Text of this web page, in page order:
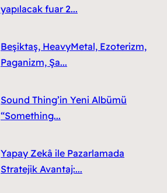
yapılacak fuar 2...
Beşiktaş, HeavyMetal, Ezoterizm,
Paganizm, Şa...
Sound Thing’in Yeni Albümü
“Something...
Yapay Zekâ ile Pazarlamada
Stratejik Avantaj:...